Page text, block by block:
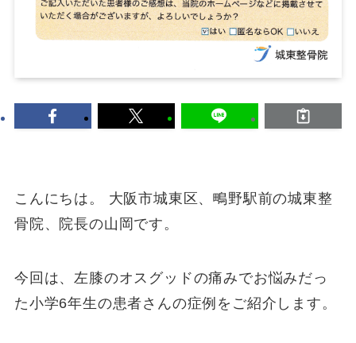
こんにちは。 大阪市城東区、鴫野駅前の城東整
骨院、院長の山岡です。
今回は、左膝のオスグッドの痛みでお悩みだっ
た小学6年生の患者さんの症例をご紹介します。